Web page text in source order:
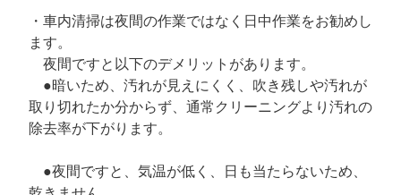
・車内清掃は夜間の作業ではなく日中作業をお勧めし
ます。
夜間ですと以下のデメリットがあります。
●暗いため、汚れが見えにくく、吹き残しや汚れが
取り切れたか分からず、通常クリーニングより汚れの
除去率が下がります。
●夜間ですと、気温が低く、日も当たらないため、